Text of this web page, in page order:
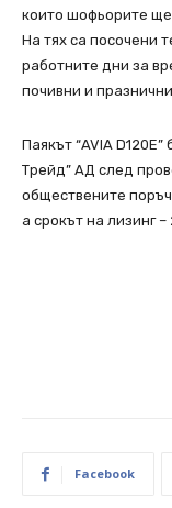
които шофьорите
На тях са посочени
работните дни за
почивни и
Паякът “AVIA
Трейд” АД след
обществените
а срокът на лизинг
Facebook